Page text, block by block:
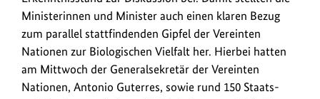
Ministerinnen und Minister auch einen klaren Bezug
zum parallel stattfindenden Gipfel der Vereinten
Nationen zur Biologischen Vielfalt her. Hierbei hatten
am Mittwoch der Generalsekretär der Vereinten
Nationen, Antonio Guterres, sowie rund 150 Staats-